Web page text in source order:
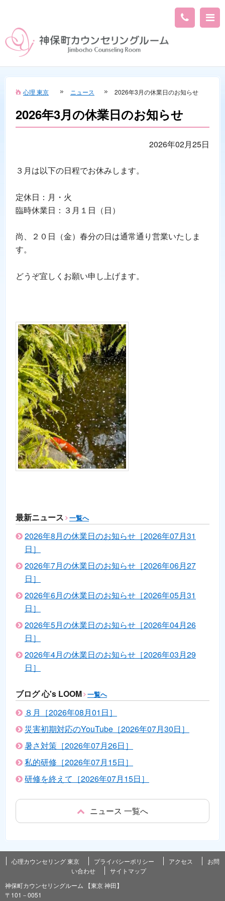
心理 東京 ニュース 2026年3月の休業日のお知らせ
2026年3月の休業日のお知らせ
2026年02月25日
３月は以下の日程でお休みします。
定休日：月・火
臨時休業日：３月１日（日）
尚、２０日（金）春分の日は通常通り営業いたしま
す。
どうぞ宜しくお願い申し上げます。
最新ニュース 一覧へ
2026年8月の休業日のお知らせ［2026年07月31
日］
2026年7月の休業日のお知らせ［2026年06月27
日］
2026年6月の休業日のお知らせ［2026年05月31
日］
2026年5月の休業日のお知らせ［2026年04月26
日］
2026年4月の休業日のお知らせ［2026年03月29
日］
ブログ 心's LOOM 一覧へ
８月［2026年08月01日］
災害初期対応のYouTube［2026年07月30日］
暑さ対策［2026年07月26日］
私的研修［2026年07月15日］
研修を終えて［2026年07月15日］
ニュース 一覧へ
心理カウンセリング 東京 プライバシーポリシー アクセス
お問
い合わせ
サイトマップ
神保町カウンセリングルーム 【東京 神田】
〒101－0051